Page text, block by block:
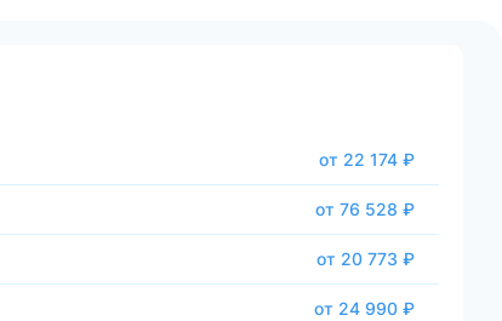
от 22 174 ₽
от 76 528 ₽
от 20 773 ₽
от 24 990 ₽